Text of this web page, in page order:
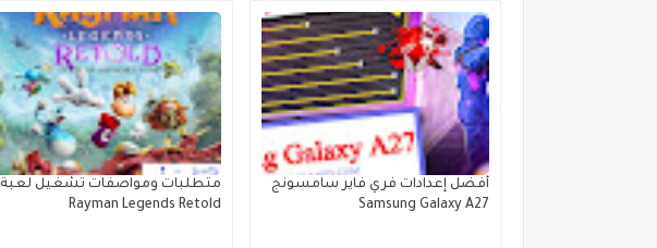
أفضل إعدادات فري فاير سامسونج
Samsung Galaxy A27
متطلبات ومواصفات تشغيل لعبة
Rayman Legends Retold